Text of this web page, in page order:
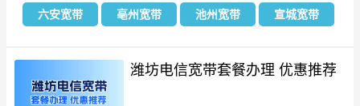
六安宽带 亳州宽带 池州宽带 宣城‌宽带
潍坊电信宽带套餐办理 优惠推荐